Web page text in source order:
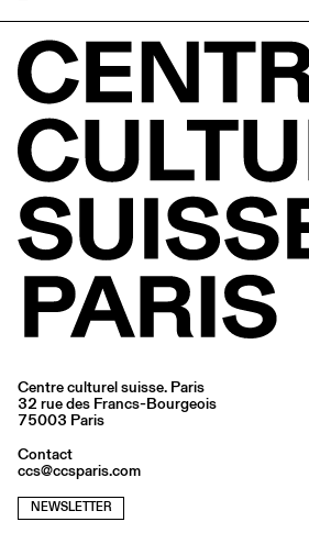
Centre culturel suisse. Paris
32 rue des Francs-Bourgeois
75003 Paris
Contact
ccs@ccsparis.com
NEWSLETTER